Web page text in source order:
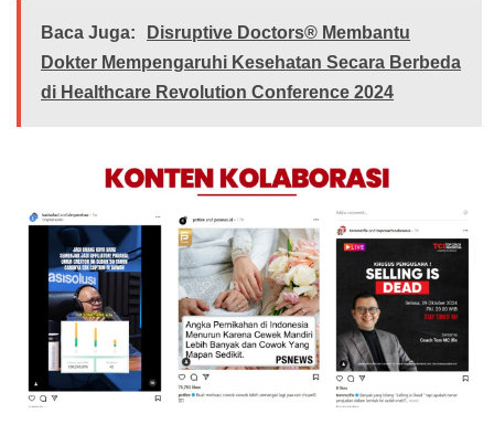
Baca Juga:
Disruptive Doctors® Membantu
Dokter Mempengaruhi Kesehatan Secara Berbeda
di Healthcare Revolution Conference 2024